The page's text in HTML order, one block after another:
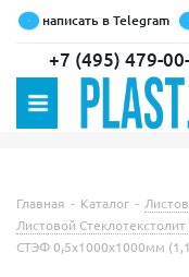
написать в Telegram
+7 (495) 479-
Главная - Каталог -
Листовой
СТЭФ 0,5х1000х1000мм